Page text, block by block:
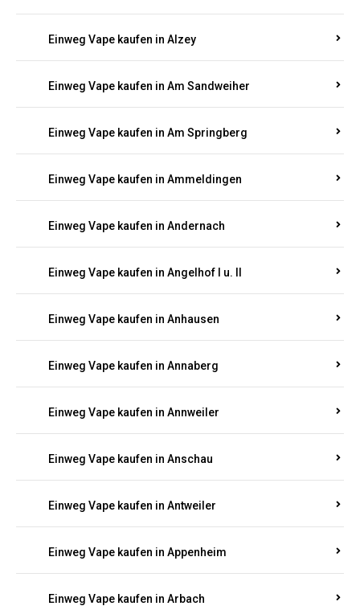
Einweg Vape kaufen in Alzey
Einweg Vape kaufen in Am Sandweiher
Einweg Vape kaufen in Am Springberg
Einweg Vape kaufen in Ammeldingen
Einweg Vape kaufen in Andernach
Einweg Vape kaufen in Angelhof I u. II
Einweg Vape kaufen in Anhausen
Einweg Vape kaufen in Annaberg
Einweg Vape kaufen in Annweiler
Einweg Vape kaufen in Anschau
Einweg Vape kaufen in Antweiler
Einweg Vape kaufen in Appenheim
Einweg Vape kaufen in Arbach